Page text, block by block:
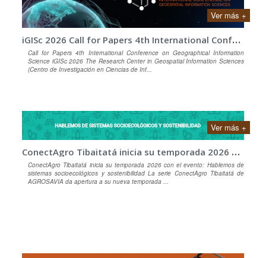
Ver más +
i
GISc 2026 Call for Papers 4th International Conference on Geographical Information Science iGISc 2026
Call for Papers 4th International Conference on Geographical Information
Science iGISc 2026 The Research Center in Geospatial Information Sciences
(Centro de Investigación en Ciencias de Inf...
Ver más +
C
onectAgro Tibaitatá inicia su temporada 2026 con el evento: Hablemos de sistemas socioecológicos y sostenibilidad
ConectAgro Tibaitatá inicia su temporada 2026 con el evento: Hablemos de
sistemas socioecológicos y sostenibilidad La serie ConectAgro Tibaitatá de
AGROSAVIA da apertura a su nueva temporada ...